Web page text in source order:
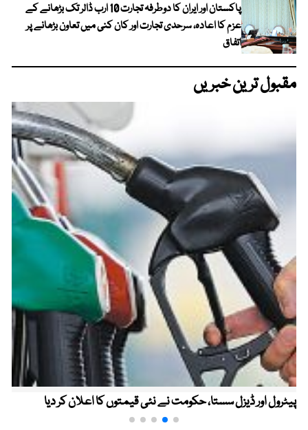
پاکستان اور ایران کا دوطرفہ تجارت 10 ارب ڈالر تک بڑھانے کے
عزم کا اعادہ، سرحدی تجارت اور کان کنی میں تعاون بڑھانے پر
اتفاق
مقبول ترین خبریں
پیٹرول اور ڈیزل سستا، حکومت نے نئی قیمتوں کا اعلان کر دیا